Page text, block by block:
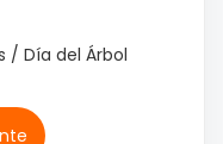
/ Día del Árbol